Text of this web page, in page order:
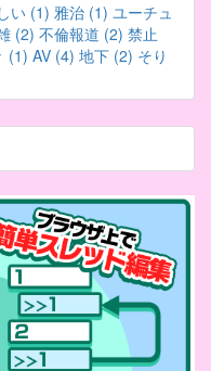
い (1) 雅治 (1) ユーチュ
(2) 不倫報道 (2) 禁止
(1) AV (4) 地下 (2) そり